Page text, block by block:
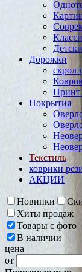
Дорожки
скролл
Принт
Покрытия
Текстиль
коврики
АКЦИИ
Новинки
Хиты продаж
Товары с фото
В наличии
цена
от